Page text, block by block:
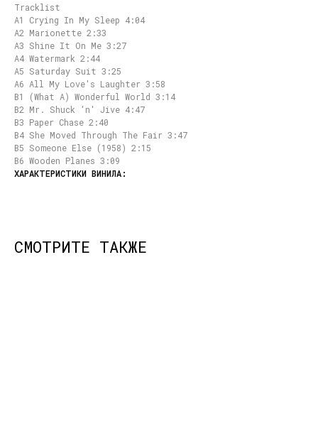
Tracklist
A1 Crying In My Sleep 4:04
A2 Marionette 2:33
A3 Shine It On Me 3:27
A4 Watermark 2:44
A5 Saturday Suit 3:25
A6 All My Love's Laughter 3:58
B1 (What A) Wonderful World 3:14
B2 Mr. Shuck 'n' Jive 4:47
B3 Paper Chase 2:40
B4 She Moved Through The Fair 3:47
B5 Someone Else (1958) 2:15
B6 Wooden Planes 3:09
СМОТРИТЕ ТАКЖЕ